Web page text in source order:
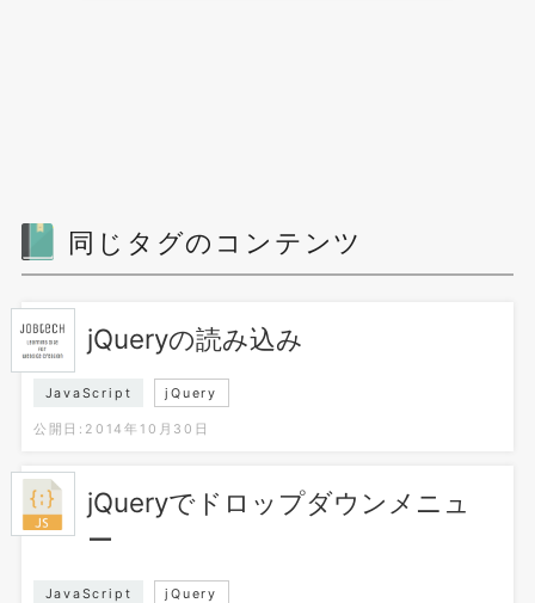
同じタグのコンテンツ
jQueryの読み込み
JavaScript jQuery
公開日:2014年10月30日
jQueryでドロップダウンメニュ
ー
JavaScript jQuery